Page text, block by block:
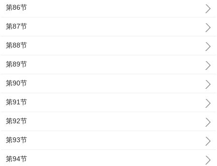
第86节
第87节
第88节
第89节
第90节
第91节
第92节
第93节
第94节